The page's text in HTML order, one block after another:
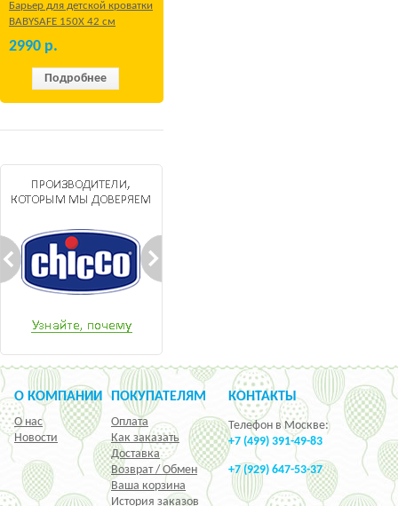
Барьер для детской кроватки
BABYSAFE 150Х 42 см
Бежевый
2990 р.
Подробнее
О КОМПАНИИ
О нас
Новости
ПОКУПАТЕЛЯМ
Оплата
Как заказать
Доставка
Возврат / Обмен
Ваша корзина
История заказов
КОНТАКТЫ
Телефон в Москве:
+7 (499) 391-49-83
+7 (929) 647-53-37